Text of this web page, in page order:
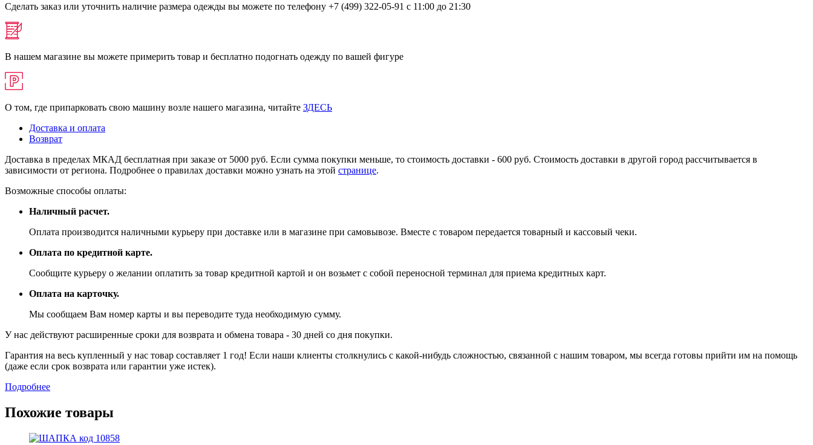
Сделать заказ или уточнить наличие размера одежды вы можете по телефону +7 (499) 322-05-91 с 11:00 до 21:30
В нашем магазине вы можете примерить товар и бесплатно подогнать одежду по вашей фигуре
О том, где припарковать свою машину возле нашего магазина, читайте ЗДЕСЬ
Доставка и оплата
Возврат
Доставка в пределах МКАД бесплатная при заказе от 5000 руб. Если сумма покупки меньше, то стоимость доставки - 600 руб. Стоимость доставки в другой город рассчитывается в
зависимости от региона. Подробнее о правилах доставки можно узнать на этой странице.
Возможные способы оплаты:
Наличный расчет.
Оплата производится наличными курьеру при доставке или в магазине при самовывозе. Вместе с товаром передается товарный и кассовый чеки.
Оплата по кредитной карте.
Сообщите курьеру о желании оплатить за товар кредитной картой и он возьмет с собой переносной терминал для приема кредитных карт.
Оплата на карточку.
Мы сообщаем Вам номер карты и вы переводите туда необходимую сумму.
У нас действуют расширенные сроки для возврата и обмена товара - 30 дней со дня покупки.
Гарантия на весь купленный у нас товар составляет 1 год! Если наши клиенты столкнулись с какой-нибудь сложностью, связанной с нашим товаром, мы всегда готовы прийти им на помощь
(даже если срок возврата или гарантии уже истек).
Подробнее
Похожие товары